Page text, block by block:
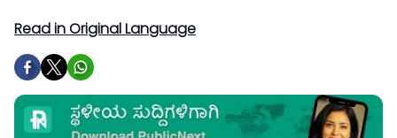
Read in Original Language